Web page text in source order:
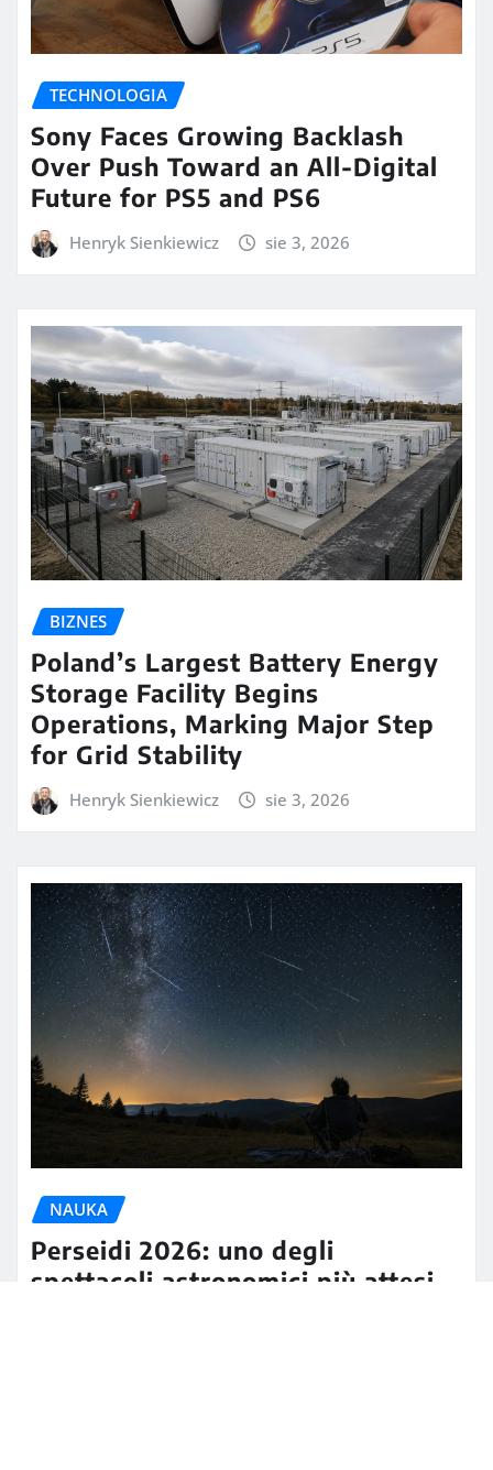
TECHNOLOGIA
Sony Faces Growing Backlash
Over Push Toward an All-Digital
Future for PS5 and PS6
Henryk Sienkiewicz sie 3, 2026
BIZNES
Poland’s Largest Battery Energy
Storage Facility Begins
Operations, Marking Major Step
for Grid Stability
Henryk Sienkiewicz sie 3, 2026
NAUKA
Perseidi 2026: uno degli
spettacoli astronomici più attesi